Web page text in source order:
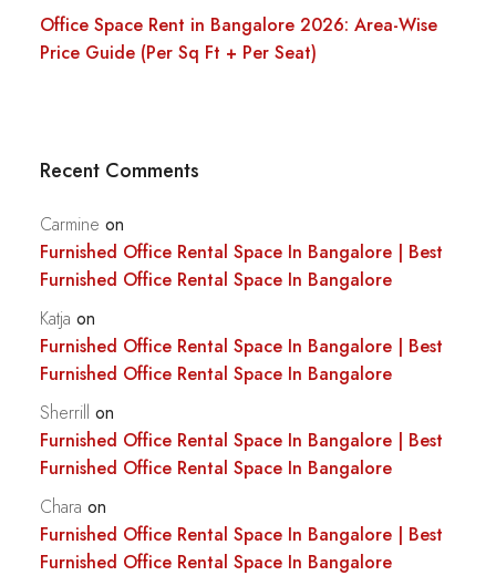
Office Space Rent in Bangalore 2026: Area-Wise
Price Guide (Per Sq Ft + Per Seat)
Recent Comments
Carmine on
Furnished Office Rental Space In Bangalore | Best
Furnished Office Rental Space In Bangalore
Katja on
Furnished Office Rental Space In Bangalore | Best
Furnished Office Rental Space In Bangalore
Sherrill on
Furnished Office Rental Space In Bangalore | Best
Furnished Office Rental Space In Bangalore
Chara on
Furnished Office Rental Space In Bangalore | Best
Furnished Office Rental Space In Bangalore